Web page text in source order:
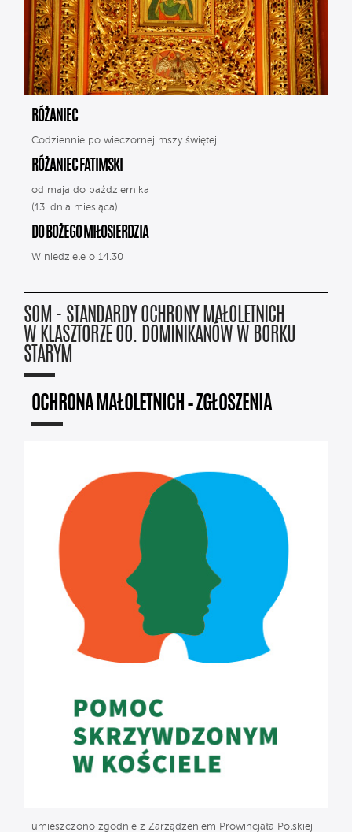
RÓŻANIEC
Codziennie po wieczornej mszy świętej
RÓŻANIEC FATIMSKI
od maja do października
(13. dnia miesiąca)
DO BOŻEGO MIŁOSIERDZIA
W niedziele o 14.30
SOM - STANDARDY OCHRONY MAŁOLETNICH
W KLASZTORZE OO. DOMINIKANÓW W BORKU
STARYM
OCHRONA MAŁOLETNICH – ZGŁOSZENIA
umieszczono zgodnie z Zarządzeniem Prowincjała Polskiej